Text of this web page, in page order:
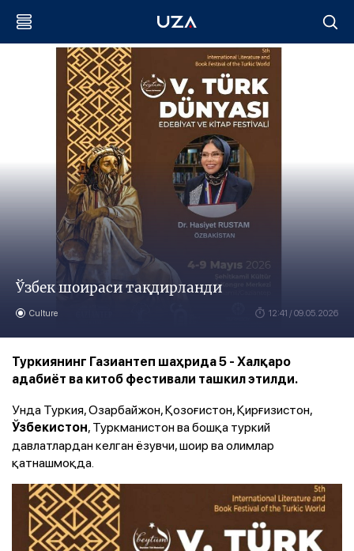
Ўзбек шоираси тақдирланди
Culture 12:41 / 09.05.2026
Туркиянинг Газиантеп шаҳрида 5 - Халқаро
адабиёт ва китоб фестивали ташкил этилди.
Унда Туркия, Озарбайжон, Қозоғистон, Қирғизистон,
Ўзбекистон, Туркманистон ва бошқа туркий
давлатлардан келган ёзувчи, шоир ва олимлар
қатнашмоқда.